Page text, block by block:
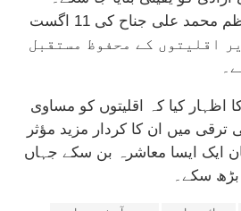
انہوں نے کہا کہ قائداعظم محمد علی جناح کی 11 اگست
اقلیتوں کے محفوظ مستقبل
کیا کہ اقلیتوں کو مساوی
میں ان کا کردار مزید مؤثر
ایک ایسا معاشرہ بن سکے جہاں
بڑھ سکے۔